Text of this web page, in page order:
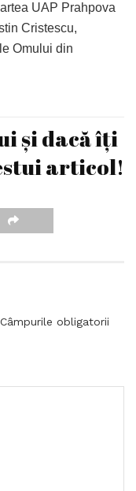
UAP Prahpova
Cristescu,
Omului din
și dacă îți
articol!
Câmpurile obligatorii